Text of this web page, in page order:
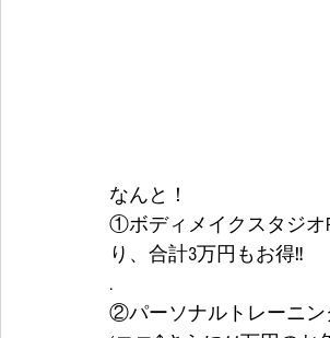
なんと！
①ボディメイクスタジオ
り、合計3万円もお得‼️
.
②パーソナルトレーニン